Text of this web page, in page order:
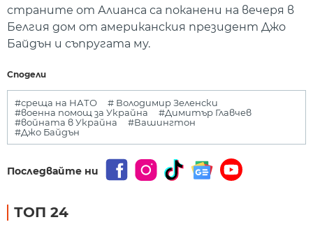
страните от Алианса са поканени на вечеря в
Белгия дом от американския президент Джо
Байдън и съпругата му.
Сподели
#среща на НАТО
# Володимир Зеленски
#военна помощ за Украйна
#Димитър Главчев
#войната в Украйна
#Вашингтон
#Джо Байдън
Последвайте ни
ТОП 24